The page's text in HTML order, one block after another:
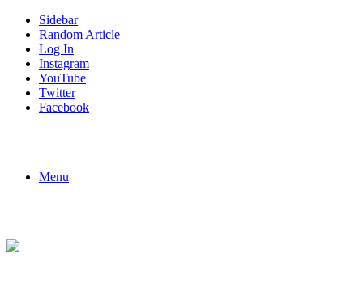
Sidebar
Random Article
Log In
Instagram
YouTube
Twitter
Facebook
Menu